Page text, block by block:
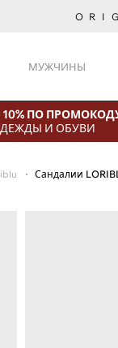
МУЖЧИНЫ
10% ПО
И ОБУВИ
Сандалии